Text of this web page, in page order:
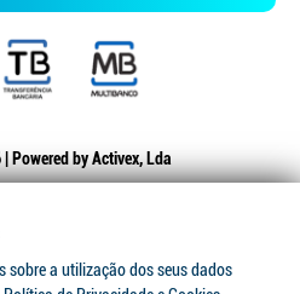
Powered byActivex, Lda
sobre a utilização dos seus dados